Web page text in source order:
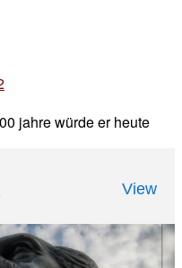
chefjahre würde er heute